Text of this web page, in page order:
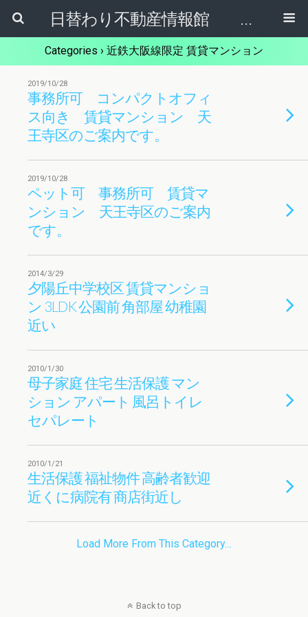
日替わり不動産情報館 リア･ライブログ
Categories › 近鉄大阪線限定 賃貸マンション
2019/10/28
事務所可 コンパクトオフィ
ス向き 賃貸マンション 天
王寺区のご案内です。
2019/10/28
ペット可 事務所可 賃貸マ
ンション 天王寺区のご案内
です。
2014/3/29
夕陽丘中学校区 賃貸マンショ
ン 3LDK 公園前 角部屋 幼稚園
近い
2010/1/30
母子家庭 住宅 生活保護 マン
ション アパート 風呂トイレ
セパレート
2010/1/21
生活保護 福祉物件 高齢者歓迎
近くに病院有 商店街近し
Load More From This Category…
Back to top